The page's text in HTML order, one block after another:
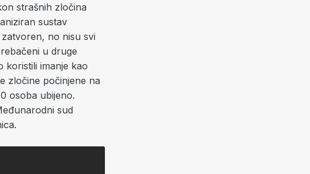
strašnih zločina
sustav
no nisu svi
u druge
koristili imanje kao
zločine počinjene na
osoba ubijeno.
sud